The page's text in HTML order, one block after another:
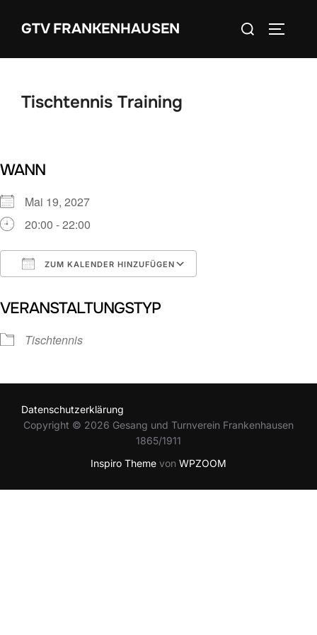
InhaltGTV FRANKENHAUSEN
Suchen
Tischtennis Training
WANN
Mai 19, 2027
20:00 - 22:00
ZUM KALENDER HINZUFÜGEN
VERANSTALTUNGSTYP
Tischtennis
Datenschutzerklärung
Copyright © 2026 Gesang und Turnverein Frankenhausen
1865/1911
Inspiro Theme von WPZOOM